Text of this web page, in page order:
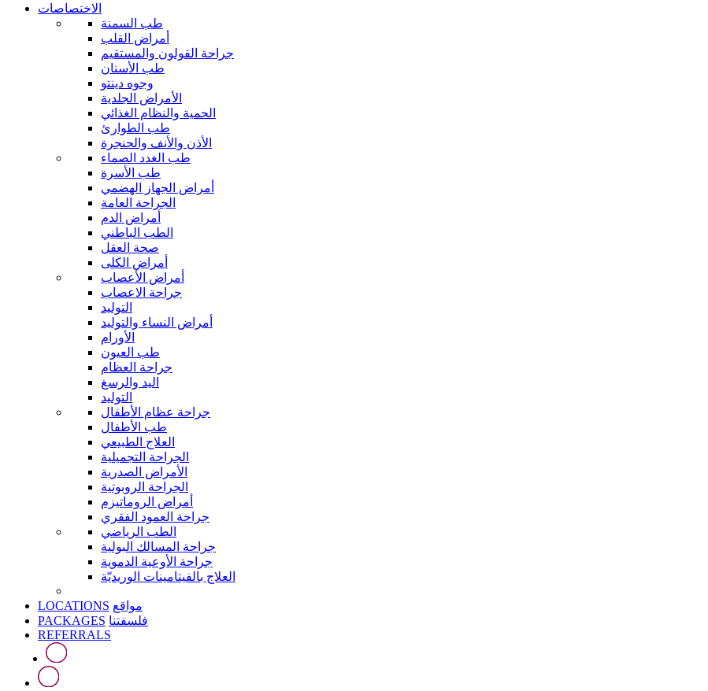
الاختصاصات
طب السمنة
أمراض القلب
جراحة القولون والمستقيم
طب الأسنان
وجوه دينتو
الأمراض الجلدية
الحمية والنظام الغذائي
طب الطوارئ
الأذن والأنف والحنجرة
طب الغدد الصماء
طب الأسرة
أمراض الجهاز الهضمي
الجراحة العامة
أمراض الدم
الطب الباطني
صحة العقل
أمراض الكلى
أمراض الأعصاب
جراحة الاعصاب
التوليد
أمراض النساء والتوليد
الأورام
طب العيون
جراحة العظام
اليد والرسغ
التوليد
جراحة عظام الأطفال
طب الأطفال
العلاج الطبيعي
الجراحة التجميلية
الأمراض الصدرية
الجراحة الروبوتية
أمراض الروماتيزم
جراحة العمود الفقري
الطب الرياضي
جراحة المسالك البولية
جراحة الأوعية الدموية
العلاج بالفيتامينات الوريديّة
LOCATIONS مواقع
PACKAGES فلسفتنا
REFERRALS